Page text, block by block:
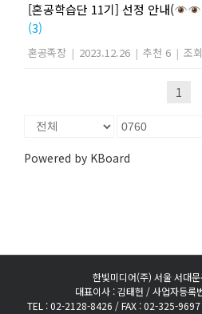
[혼공학습단 11기] 선정 안내(
(3)
혼공족장 | 2023.12.26 | 추천 6 | 조
1
Powered by KBoard
한빛미디어(주) 서울 서대
대표이사 : 김태헌 / 사업자등
TEL : 02-2128-8426 / FAX : 02-325-